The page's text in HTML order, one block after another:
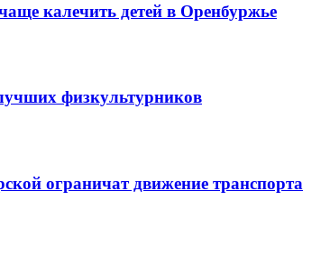
калечить детей в Оренбуржье
физкультурников
ограничат движение транспорта